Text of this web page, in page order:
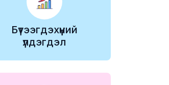
Бүтээгдэхүүний
үлдэгдэл